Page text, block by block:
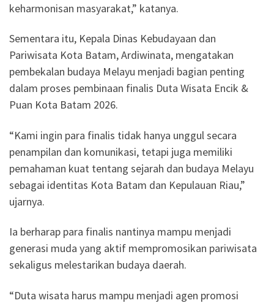
keharmonisan masyarakat,” katanya.
Sementara itu, Kepala Dinas Kebudayaan dan
Pariwisata Kota Batam, Ardiwinata, mengatakan
pembekalan budaya Melayu menjadi bagian penting
dalam proses pembinaan finalis Duta Wisata Encik &
Puan Kota Batam 2026.
“Kami ingin para finalis tidak hanya unggul secara
penampilan dan komunikasi, tetapi juga memiliki
pemahaman kuat tentang sejarah dan budaya Melayu
sebagai identitas Kota Batam dan Kepulauan Riau,”
ujarnya.
Ia berharap para finalis nantinya mampu menjadi
generasi muda yang aktif mempromosikan pariwisata
sekaligus melestarikan budaya daerah.
“Duta wisata harus mampu menjadi agen promosi